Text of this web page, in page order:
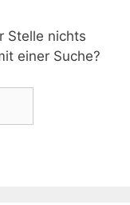
Stelle nichts
einer Suche?